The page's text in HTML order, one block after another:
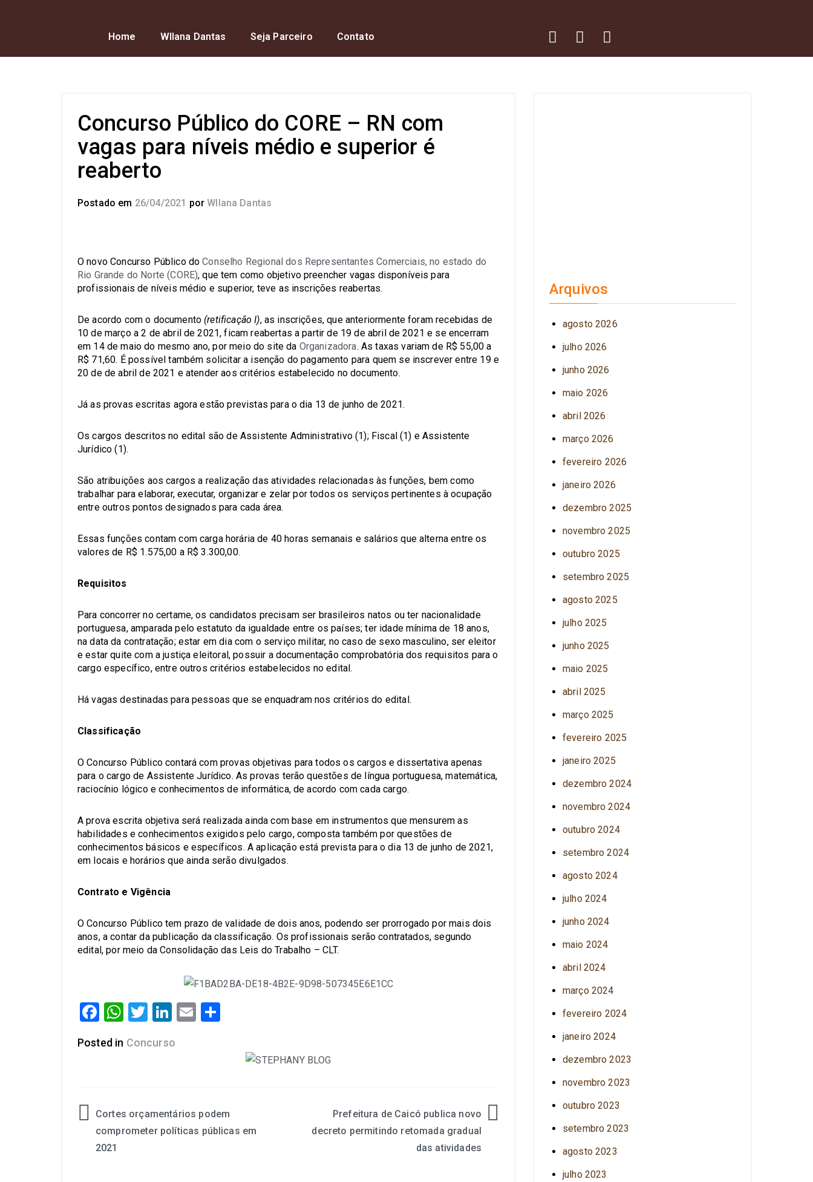
Home Wllana Dantas Seja Parceiro Contato
Concurso Público do CORE – RN com
vagas para níveis médio e superior é
reaberto
Postado em 26/04/2021 por Wllana Dantas
O novo Concurso Público doConselho Regional dos Representantes Comerciais, no estado do
Rio Grande do Norte (CORE), que tem como objetivo preencher vagas disponíveis para
profissionais de níveis médio e superior, teve as inscrições reabertas.
De acordo com o documento (retificação I), as inscrições, que anteriormente foram recebidas de
10 de março a 2 de abril de 2021, ficam reabertas a partir de 19 de abril de 2021 e se encerram
em 14 de maio do mesmo ano, por meio do site da Organizadora. As taxas variam de R$ 55,00 a
R$ 71,60. É possível também solicitar a isenção do pagamento para quem se inscrever entre 19 e
20 de de abril de 2021 e atender aos critérios estabelecido no documento.
Já as provas escritas agora estão previstas para o dia 13 de junho de 2021.
Os cargos descritos no edital são de Assistente Administrativo (1); Fiscal (1) e Assistente
Jurídico (1).
São atribuições aos cargos a realização das atividades relacionadas às funções, bem como
trabalhar para elaborar, executar, organizar e zelar por todos os serviços pertinentes à ocupação
entre outros pontos designados para cada área.
Essas funções contam com carga horária de 40 horas semanais e salários que alterna entre os
valores de R$ 1.575,00 a R$ 3.300,00.
Requisitos
Para concorrer no certame, os candidatos precisam ser brasileiros natos ou ter nacionalidade
portuguesa, amparada pelo estatuto da igualdade entre os países; ter idade mínima de 18 anos,
na data da contratação; estar em dia com o serviço militar, no caso de sexo masculino, ser eleitor
e estar quite com a justiça eleitoral, possuir a documentação comprobatória dos requisitos para o
cargo específico, entre outros critérios estabelecidos no edital.
Há vagas destinadas para pessoas que se enquadram nos critérios do edital.
Classificação
O Concurso Público contará com provas objetivas para todos os cargos e dissertativa apenas
para o cargo de Assistente Jurídico. As provas terão questões de língua portuguesa, matemática,
raciocínio lógico e conhecimentos de informática, de acordo com cada cargo.
A prova escrita objetiva será realizada ainda com base em instrumentos que mensurem as
habilidades e conhecimentos exigidos pelo cargo, composta também por questões de
conhecimentos básicos e específicos. A aplicação está prevista para o dia 13 de junho de 2021,
em locais e horários que ainda serão divulgados.
Contrato e Vigência
O Concurso Público tem prazo de validade de dois anos, podendo ser prorrogado por mais dois
anos, a contar da publicação da classificação. Os profissionais serão contratados, segundo
edital, por meio da Consolidação das Leis do Trabalho – CLT.
Facebook
WhatsApp
Twitter
LinkedIn
Email
Posted in Concurso
Cortes orçamentários podem
comprometer políticas públicas em
2021
Prefeitura de Caicó publica novo
decreto permitindo retomada gradual
das atividades
Arquivos
agosto 2026
julho 2026
junho 2026
maio 2026
abril 2026
março 2026
fevereiro 2026
janeiro 2026
dezembro 2025
novembro 2025
outubro 2025
setembro 2025
agosto 2025
julho 2025
junho 2025
maio 2025
abril 2025
março 2025
fevereiro 2025
janeiro 2025
dezembro 2024
novembro 2024
outubro 2024
setembro 2024
agosto 2024
julho 2024
junho 2024
maio 2024
abril 2024
março 2024
fevereiro 2024
janeiro 2024
dezembro 2023
novembro 2023
outubro 2023
setembro 2023
agosto 2023
julho 2023